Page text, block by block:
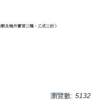
瀏覽數: 5132